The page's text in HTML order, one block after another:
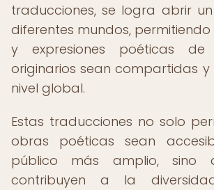
traducciones, se logra abrir
diferentes mundos,
y expresiones poéticas
originarios sean compartidas
nivel global.
Estas traducciones no solo
obras poéticas sean
público más amplio, sino
contribuyen a la